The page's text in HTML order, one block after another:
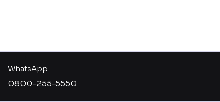
WhatsApp
0800-255-5550